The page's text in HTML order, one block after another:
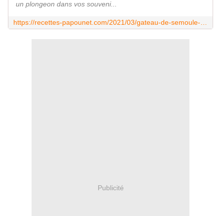
un plongeon dans vos souveni...
Publicité